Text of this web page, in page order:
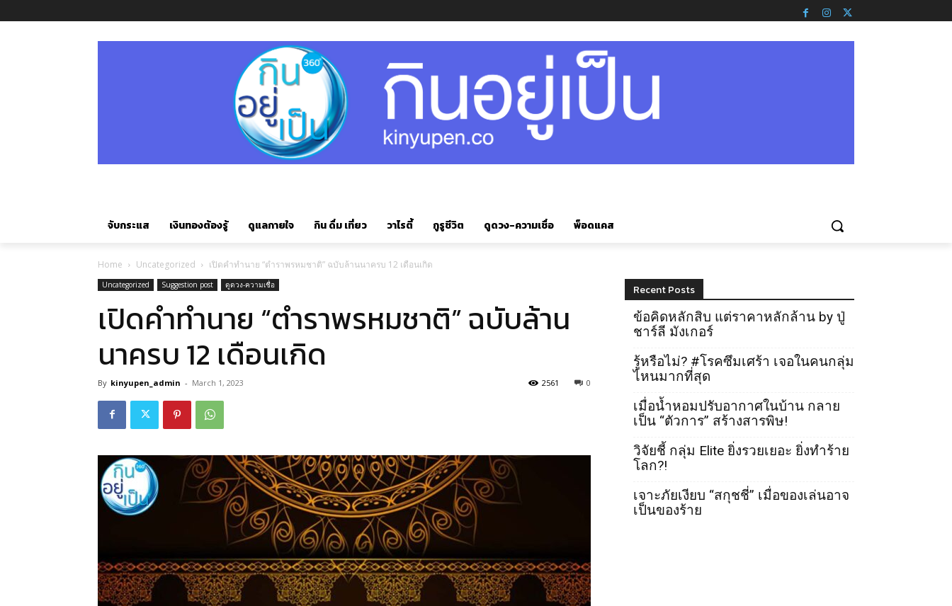
จับกระแส เงินทองต้องรู้ ดูแลกายใจ กิน ดื่ม เที่ยว วาไรตี้ กูรูชีวิต ดูดวง-ความเชื่อ พ็อดแคส
Home Uncategorized เปิดคำทำนาย “ตำราพรหมชาติ” ฉบับล้านนาครบ 12 เดือนเกิด
Uncategorized Suggestion post ดูดวง-ความเชื่อ
เปิดคำทำนาย “ตำราพรหมชาติ” ฉบับล้าน
นาครบ 12 เดือนเกิด
By kinyupen_admin - March 1, 2023 0
2561
Recent Posts
ข้อคิดหลักสิบ แต่ราคาหลักล้าน by ปู่
ชาร์ลี มังเกอร์
รู้หรือไม่? #โรคซึมเศร้า เจอในคนกลุ่ม
ไหนมากที่สุด
เมื่อน้ำหอมปรับอากาศในบ้าน กลาย
เป็น “ตัวการ” สร้างสารพิษ!
วิจัยชี้ กลุ่ม Elite ยิ่งรวยเยอะ ยิ่งทำร้าย
โลก?!
เจาะภัยเงียบ “สกุชชี่” เมื่อของเล่นอาจ
เป็นของร้าย